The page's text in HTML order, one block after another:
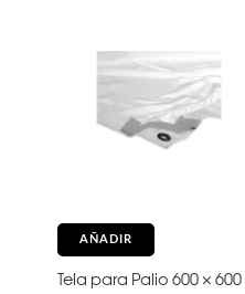
AÑADIR
Tela para Palio 600 × 600